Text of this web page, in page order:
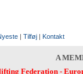
| Tilføj | Kontakt
A
Federation-